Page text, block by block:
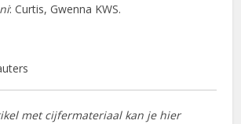
: Curtis, Gwenna KWS.
met cijfermateriaal kan je hier